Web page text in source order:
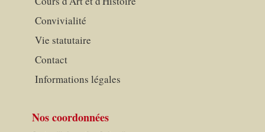
Convivialité
Vie statutaire
Contact
Informations légales
Nos coordonnées